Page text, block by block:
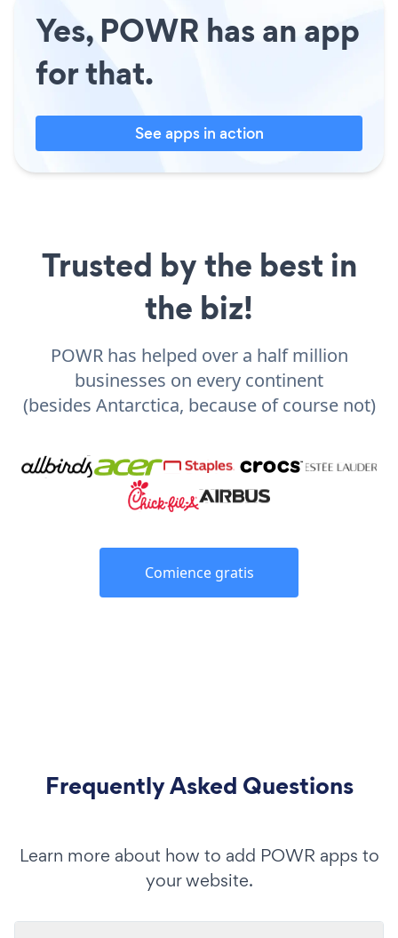
Yes, POWR has an app
for that.
See apps in action
Trusted by the best in
the biz!
POWR has helped over a half million
businesses on every continent
(besides Antarctica, because of course not)
Comience gratis
Frequently Asked Questions
Learn more about how to add POWR apps to
your website.